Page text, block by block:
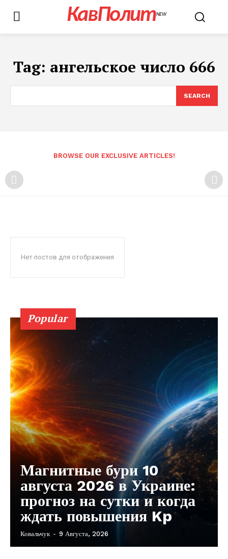
КавПолитNEW
Tag: ангельское число 666
SEARCH
BROWSE OUR EXCLUSIVE ARTICLES!
Нет постов для отображения
Popular
Магнитные бури 10
августа 2026 в Украине:
прогноз на сутки и когда
ждать повышения Kp
Ковальчук - 9 Августа, 2026